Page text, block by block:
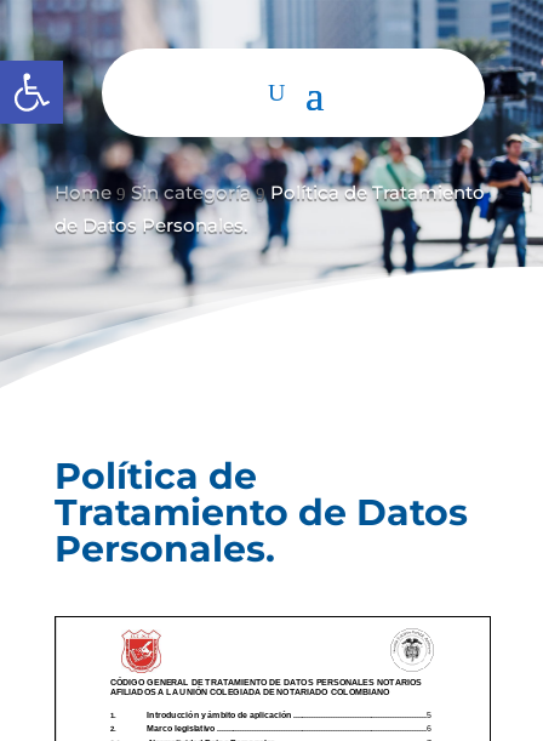
Abrir barra de herramientas
Home 9 Sin categoría 9 Política de Tratamiento
de Datos Personales.
Política de
Tratamiento de Datos
Personales.